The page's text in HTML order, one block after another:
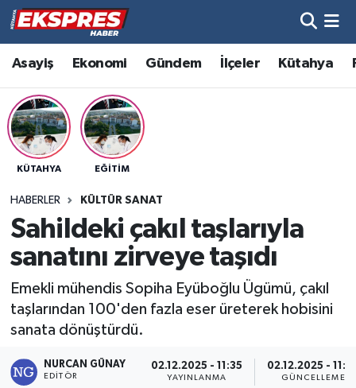
Asayiş Ekonomi Gündem İlçeler Kütahya
KÜTAHYA EĞITIM
HABERLER KÜLTÜR SANAT
Sahildeki çakıl taşlarıyla
sanatını zirveye taşıdı
Emekli mühendis Sopiha Eyüboğlu Ügümü, çakıl
taşlarından 100'den fazla eser üreterek hobisini
sanata dönüştürdü.
NURCAN GÜNAY
EDITÖR
02.12.2025 - 11:35
YAYINLANMA
02.12.2025 -
GÜNCELLEME
Altıntaş
Asayiş
Aslanapa
Bölge
Çavdarhisar
Domaniç
Hava Durumu
Trafik Durumu
Süper Lig Puan Durumu ve Fikstür
Son Dakika Haberleri
Haber Arşivi